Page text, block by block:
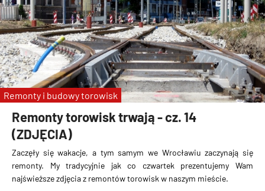
Remonty torowisk trwają - cz. 14
(ZDJĘCIA)
Zaczęły się wakacje, a tym samym we Wrocławiu zaczynają się
remonty. My tradycyjnie jak co czwartek prezentujemy Wam
najświeższe zdjęcia z remontów torowisk w naszym mieście.
Remonty i budowy torowisk